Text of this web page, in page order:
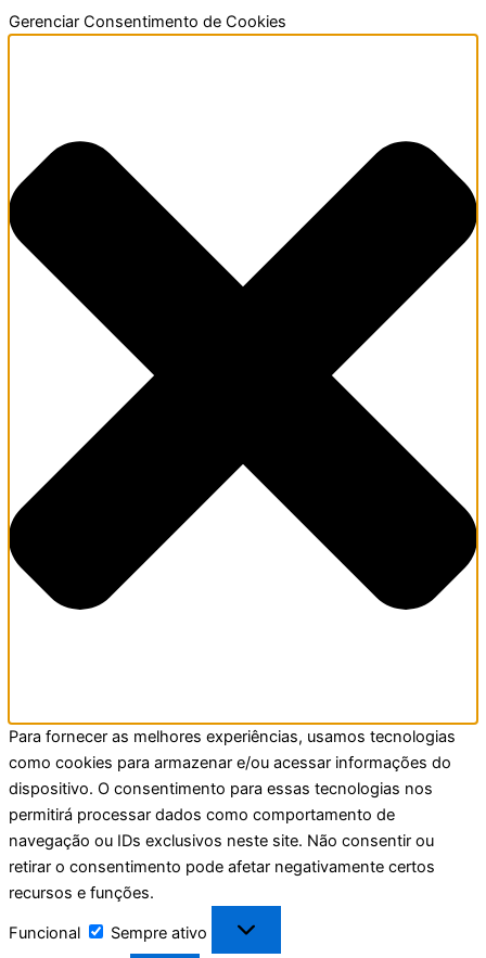
Gerenciar Consentimento de Cookies
Para fornecer as melhores experiências, usamos tecnologias
como cookies para armazenar e/ou acessar informações do
dispositivo. O consentimento para essas tecnologias nos
permitirá processar dados como comportamento de
navegação ou IDs exclusivos neste site. Não consentir ou
retirar o consentimento pode afetar negativamente certos
recursos e funções.
Funcional
Funcional
Sempre ativo
Preferências
Estatísticas
Marketing
Ir
para